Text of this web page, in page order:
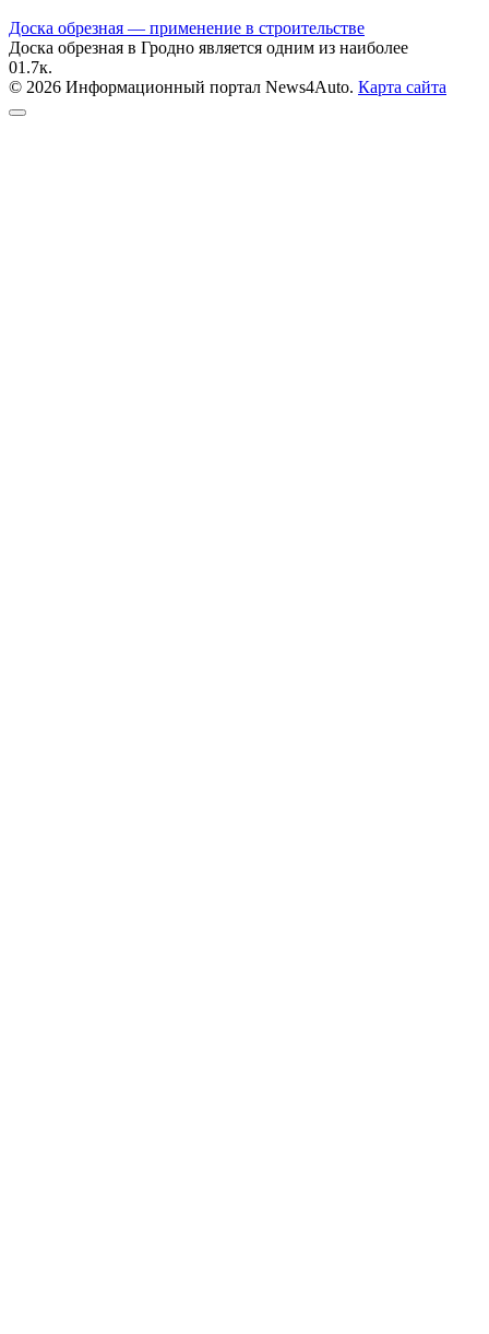
Доска обрезная — применение в строительстве
Доска обрезная в Гродно является одним из наиболее
01.7к.
© 2026 Информационный портал News4Auto. Карта сайта